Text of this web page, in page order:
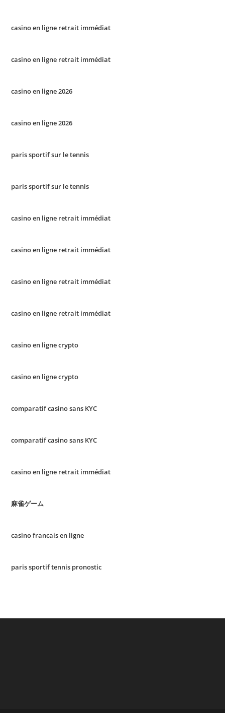
casino en ligne retrait immédiat
casino en ligne retrait immédiat
casino en ligne 2026
casino en ligne 2026
paris sportif sur le tennis
paris sportif sur le tennis
casino en ligne retrait immédiat
casino en ligne retrait immédiat
casino en ligne retrait immédiat
casino en ligne retrait immédiat
casino en ligne crypto
casino en ligne crypto
comparatif casino sans KYC
comparatif casino sans KYC
casino en ligne retrait immédiat
麻雀ゲーム
casino francais en ligne
paris sportif tennis pronostic